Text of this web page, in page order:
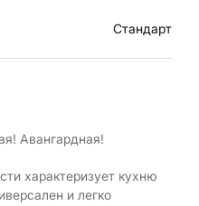
Стандарт
Авангардная!
характеризует кухню
и легко